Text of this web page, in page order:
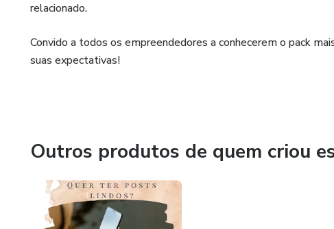
relacionado.
Convido a todos os empreendedores a conhecerem o pack
suas expectativas!
Outros produtos de quem criou